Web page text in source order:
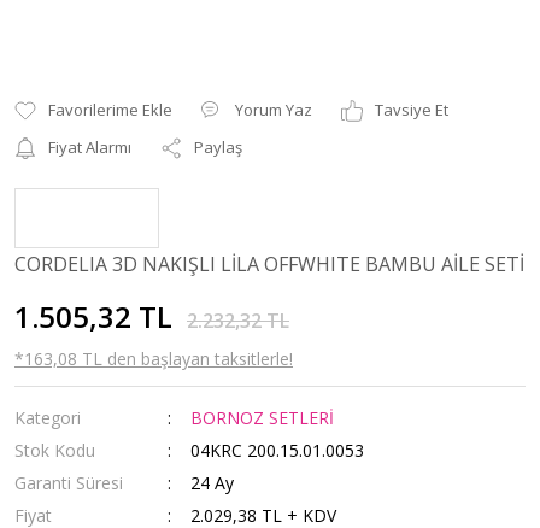
Yorum Yaz
Tavsiye Et
Fiyat Alarmı
Paylaş
CORDELIA 3D NAKIŞLI LİLA OFFWHITE BAMBU AİLE SETİ
1.505,32 TL 2.232,32 TL
*163,08 TL den başlayan taksitlerle!
Kategori
BORNOZ SETLERİ
Stok Kodu
04KRC 200.15.01.0053
Garanti Süresi
24 Ay
Fiyat
2.029,38 TL + KDV